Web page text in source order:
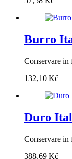
Burro
Conservare
132,10 Kč
Duro
Conservare
388,69 Kč